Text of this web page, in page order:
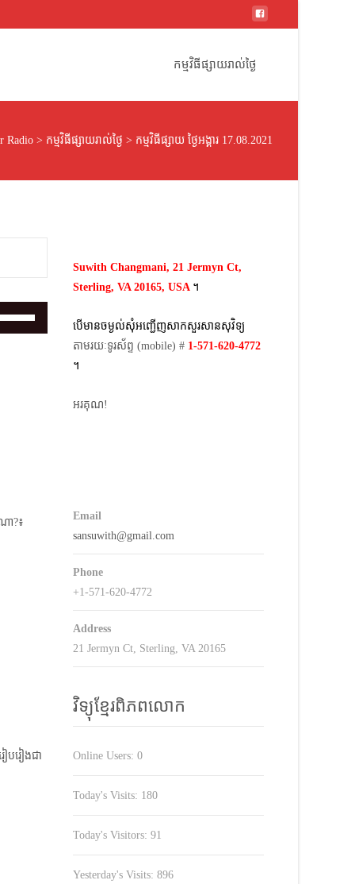
កម្មវិធីផ្សាយរាល់ថ្ងៃ
Radio > កម្មវិធីផ្សាយរាល់ថ្ងៃ > កម្មវិធីផ្សាយ ថ្ងៃអង្គារ 17.08.2021
ា?៖
បរៀងជា
Suwith Changmani, 21 Jermyn Ct,
Sterling, VA 20165, USA ។​
បើមានចម្ងល់​សុំអញ្ជើញសាកសួរសានសុវិទ្យ
តាមរយៈទូរស័ព្ទ​ (mobile)​ # 1-571-620-4772​
។
អរគុណ!
Email
sansuwith@gmail.com
Phone
+1-571-620-4772
Address
21 Jermyn Ct, Sterling, VA 20165
វិទ្យុខ្មែរពិភពលោក
Online Users: 0
Today's Visits: 180
Today's Visitors: 91
Yesterday's Visits: 896